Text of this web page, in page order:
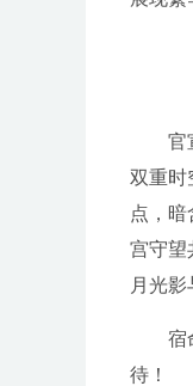
官
双重时
点，
宫守望
月光
宿
待！